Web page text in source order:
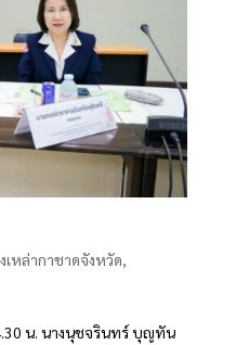
หล่ากาชาดจังหวัด,
น. นางนุชจรินทร์ บุญทัน